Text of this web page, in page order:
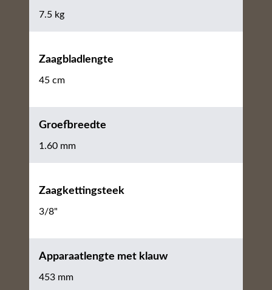
7.5 kg
Zaagbladlengte
45 cm
Groefbreedte
1.60 mm
Zaagkettingsteek
3/8"
Apparaatlengte met klauw
453 mm